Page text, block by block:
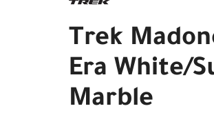
Trek
Era White/
Marble